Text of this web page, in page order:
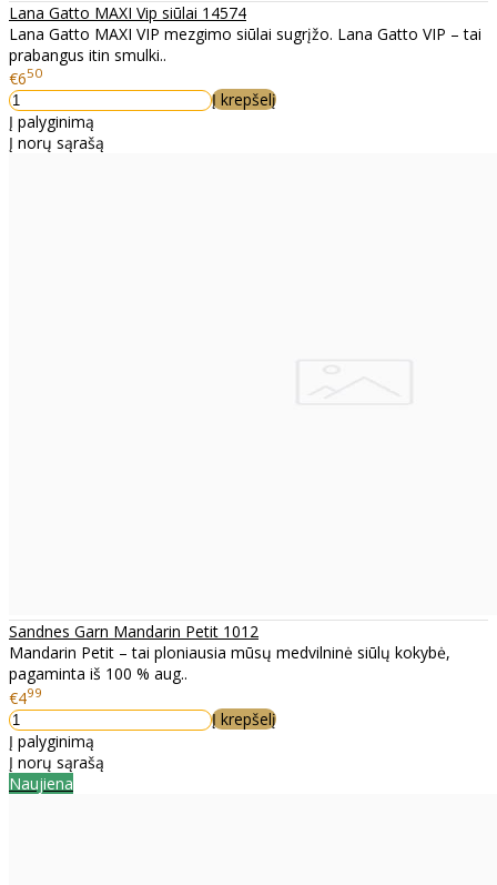
Lana Gatto MAXI Vip siūlai 14574
Lana Gatto MAXI VIP mezgimo siūlai sugrįžo. Lana Gatto VIP – tai
prabangus itin smulki..
€650
Į krepšelį
Į palyginimą
Į norų sąrašą
Sandnes Garn Mandarin Petit 1012
Mandarin Petit – tai ploniausia mūsų medvilninė siūlų kokybė,
pagaminta iš 100 % aug..
€499
Į krepšelį
Į palyginimą
Į norų sąrašą
Naujiena